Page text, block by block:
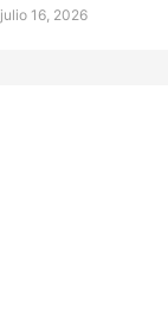
julio 16, 2026